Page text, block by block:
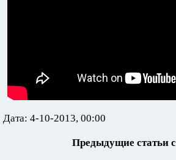
Дата: 4-10-2013, 00:00
Предыдущие статьи